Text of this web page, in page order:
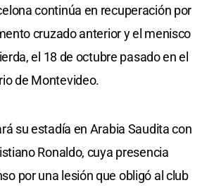
continúa en recuperación por
cruzado anterior y el menisco
el 18 de octubre pasado en el
de Montevideo.
su estadía en Arabia Saudita con
Ronaldo, cuya presencia
por una lesión que obligó al club